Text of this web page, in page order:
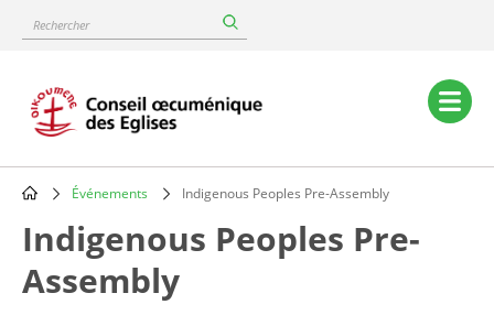
content
Rechercher
Main
navigation
Breadcrumb
Événements Indigenous Peoples Pre-Assembly
Indigenous Peoples Pre-
Assembly